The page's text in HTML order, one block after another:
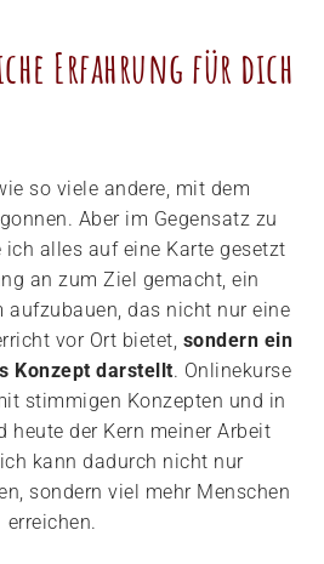
Erfahrung für dich
so viele andere, mit dem
Aber im Gegensatz zu
ich alles auf eine Karte gesetzt
an zum Ziel gemacht, ein
aufzubauen, das nicht nur eine
vor Ort bietet, sondern ein
Konzept darstellt. Onlinekurse
stimmigen Konzepten und in
heute der Kern meiner Arbeit
kann dadurch nicht nur
sondern viel mehr Menschen
erreichen.